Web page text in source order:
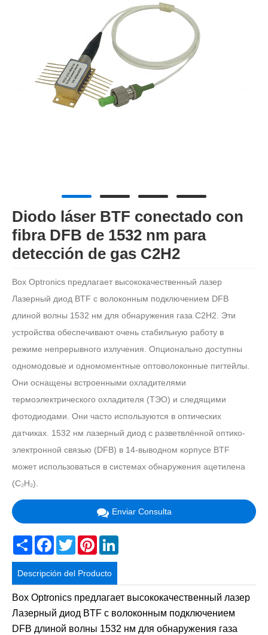
Diodo láser BTF conectado con
fibra DFB de 1532 nm para
detección de gas C2H2
Box Optronics предлагает высококачественный лазер
Лазерный диод BTF с волоконным подключением DFB
длиной волны 1532 нм для обнаружения газа C2H2. Эти
устройства обеспечивают очень стабильную работу в
режиме непрерывного излучения. Опционально доступны
одномодовые и одномоментные оптоволоконные пигтейлы.
Они оснащены встроенными охладителями
термоэлектрического охладителя (ТЭО) и следящими
фотодиодами. Они часто используются в оптических
датчиках. 1532 нм лазерный диод с разветвлённой оптико-
электронной связью (DFB) в 14-выводном корпусе BTF
может использоваться в системах обнаружения ацетилена
(C₂H₂).
Enviar Consulta
Share Facebook
TwitterPinterest
Descripción del Producto
Box Optronics предлагает высококачественный лазер
Лазерный диод BTF с волоконным подключением
DFB длиной волны 1532 нм для обнаружения газа